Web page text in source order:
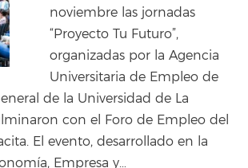
noviembre las jornadas
“Proyecto Tu Futuro”,
organizadas por la Agencia
Universitaria de Empleo de
de la Universidad de La
con el Foro de Empleo del
El evento, desarrollado en la
Empresa y…